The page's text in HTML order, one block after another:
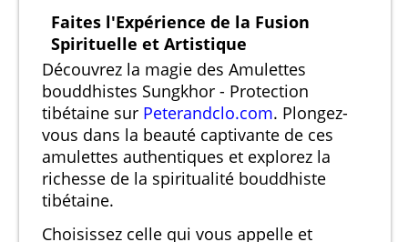
Faites l'Expérience de la Fusion
Spirituelle et Artistique
Découvrez la magie des Amulettes
bouddhistes Sungkhor - Protection
tibétaine sur Peterandclo.com. Plongez-
vous dans la beauté captivante de ces
amulettes authentiques et explorez la
richesse de la spiritualité bouddhiste
tibétaine.
Choisissez celle qui vous appelle et